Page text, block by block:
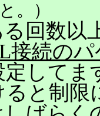
。）
回数以
接続の
してま
ると制限